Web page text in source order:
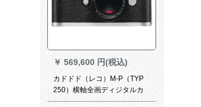
￥ 569,600 円(税込)
カドドド（レコ）M-P（TYP
250）横軸全画ディジタルカ
ラーのレガシバ本体+28/2.8レ